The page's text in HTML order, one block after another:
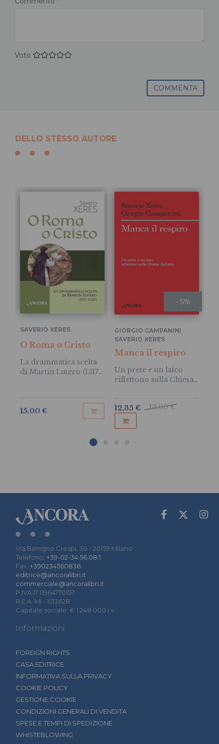
Voto
COMMENTA
DELLO STESSO AUTORE
SAVERIO XERES
O Roma o Cristo
La drammatica scelta
di Martin Lutero (1517-
15,00 €
- 5%
GIORGIO CAMPANINI,
SAVERIO XERES
Manca il respiro
Un prete e un laico
riflettono sulla Chiesa
13,00 €
12,35 €
Via Benigno Crespi, 30 - 20159 Milano
Telefono: +39-02-34.56.08.1
Fax: +390234560836
editrice@ancoralibri.it
commerciale@ancoralibri.it
P.IVA IT 11964770157
R.E.A. MI - 1513628
Capitale sociale: € 1.248.000 i.v.
Informazioni
FOREIGN RIGHTS
CASA EDITRICE
INFORMATIVA SULLA PRIVACY
COOKIE POLICY
GESTIONE COOKIE
CONDIZIONI GENERALI DI VENDITA
SPESE E TEMPI DI SPEDIZIONE
WHISTEBLOWING